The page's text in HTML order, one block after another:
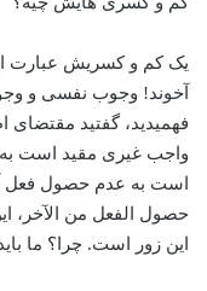
یک کم و کسریش عبارت
آخوند! وجوب نفسی و
فهمیدید، گفتید مقتضای
واجب غیری مقید است
است به عدم حصول فعل
حصول الفعل من الآخر،
این زور است. چرا؟ ما